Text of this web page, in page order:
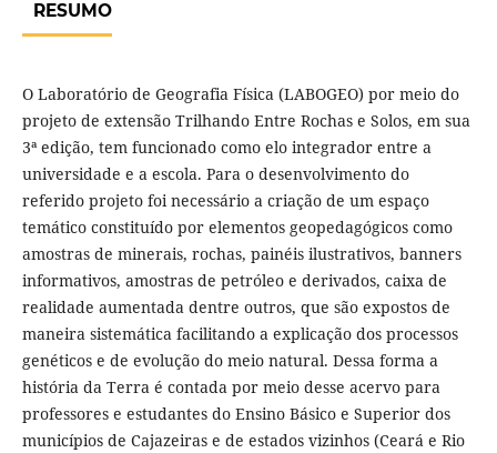
RESUMO
O Laboratório de Geografia Física (LABOGEO) por meio do
projeto de extensão Trilhando Entre Rochas e Solos, em sua
3ª edição, tem funcionado como elo integrador entre a
universidade e a escola. Para o desenvolvimento do
referido projeto foi necessário a criação de um espaço
temático constituído por elementos geopedagógicos como
amostras de minerais, rochas, painéis ilustrativos, banners
informativos, amostras de petróleo e derivados, caixa de
realidade aumentada dentre outros, que são expostos de
maneira sistemática facilitando a explicação dos processos
genéticos e de evolução do meio natural. Dessa forma a
história da Terra é contada por meio desse acervo para
professores e estudantes do Ensino Básico e Superior dos
municípios de Cajazeiras e de estados vizinhos (Ceará e Rio